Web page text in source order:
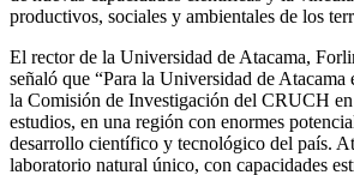
productivos, sociales y ambientales de los
El rector de la Universidad de Atacama,
señaló que “Para la Universidad de
la Comisión de Investigación del CRUCH en
estudios, en una región con enormes
desarrollo científico y tecnológico del país.
laboratorio natural único, con capacidades